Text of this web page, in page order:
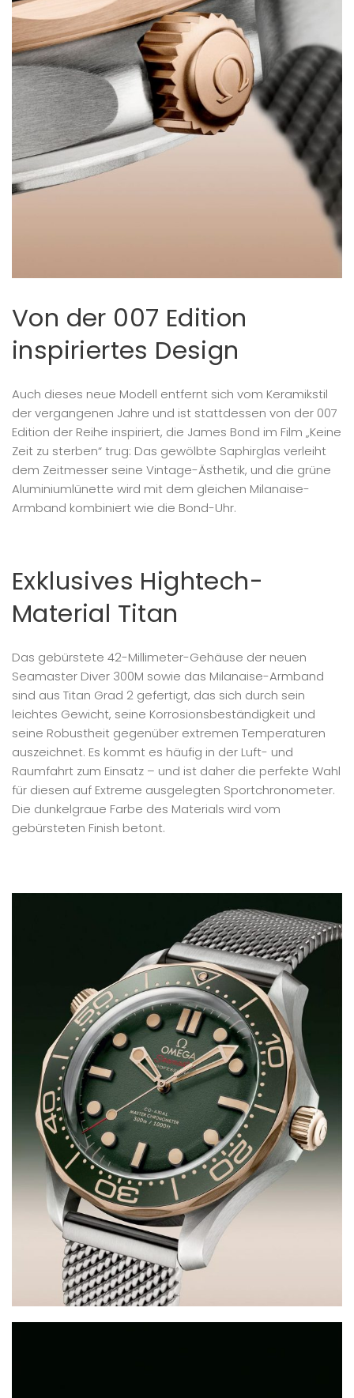
Von der 007 Edition
inspiriertes Design
Auch dieses neue Modell entfernt sich vom Keramikstil
der vergangenen Jahre und ist stattdessen von der 007
Edition der Reihe inspiriert, die James Bond im Film „Keine
Zeit zu sterben“ trug: Das gewölbte Saphirglas verleiht
dem Zeitmesser seine Vintage-Ästhetik, und die grüne
Aluminiumlünette wird mit dem gleichen Milanaise-
Armband kombiniert wie die Bond-Uhr.
Exklusives Hightech-
Material Titan
Das gebürstete 42-Millimeter-Gehäuse der neuen
Seamaster Diver 300M sowie das Milanaise-Armband
sind aus Titan Grad 2 gefertigt, das sich durch sein
leichtes Gewicht, seine Korrosionsbeständigkeit und
seine Robustheit gegenüber extremen Temperaturen
auszeichnet. Es kommt es häufig in der Luft- und
Raumfahrt zum Einsatz – und ist daher die perfekte Wahl
für diesen auf Extreme ausgelegten Sportchronometer.
Die dunkelgraue Farbe des Materials wird vom
gebürsteten Finish betont.